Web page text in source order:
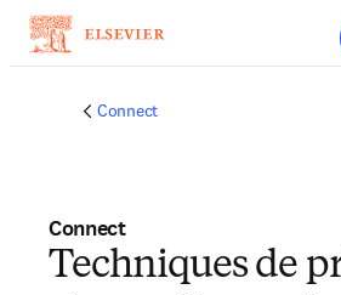
Connect
Connect
Techniques de